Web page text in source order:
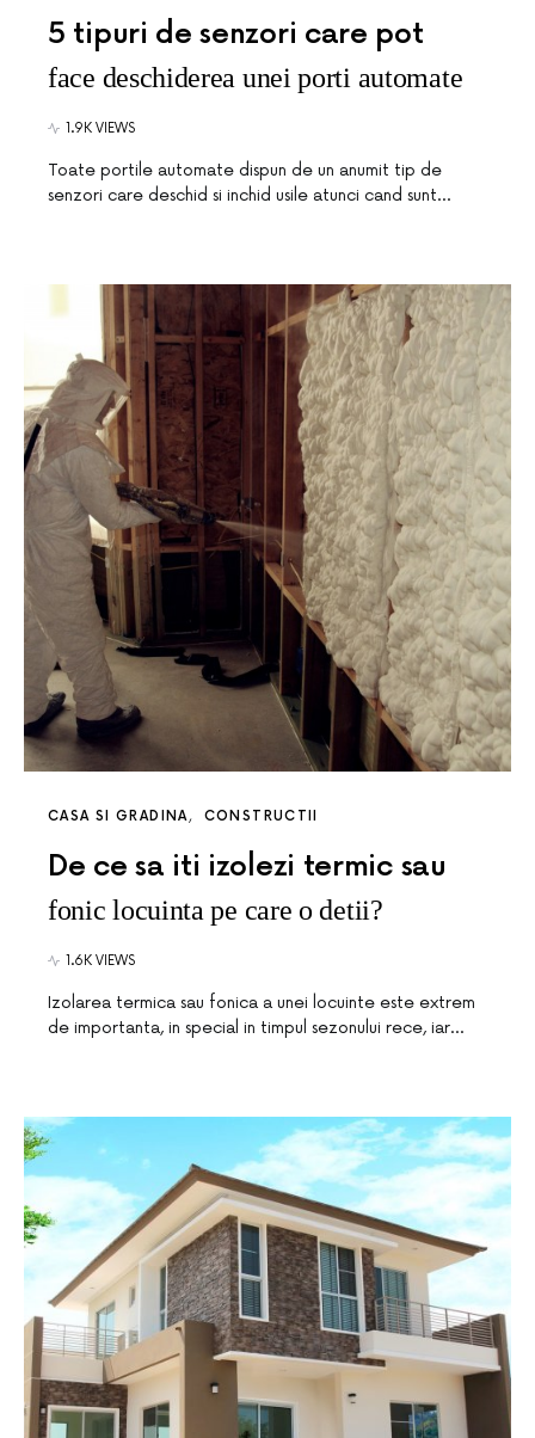
5 tipuri de senzori care pot
face deschiderea unei porti automate
1.9K VIEWS
Toate portile automate dispun de un anumit tip de
senzori care deschid si inchid usile atunci cand sunt…
CASA SI GRADINA CONSTRUCTII
De ce sa iti izolezi termic sau
fonic locuinta pe care o detii?
1.6K VIEWS
Izolarea termica sau fonica a unei locuinte este extrem
de importanta, in special in timpul sezonului rece, iar…